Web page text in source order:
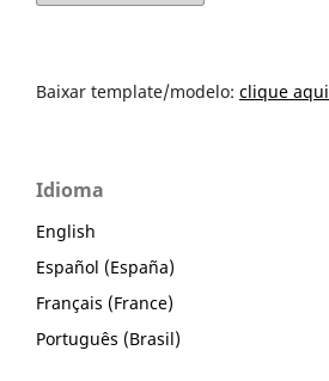
Baixar template/modelo: clique aqui
Idioma
English
Español (España)
Français (France)
Português (Brasil)